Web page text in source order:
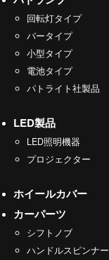
回転灯タイプ
バータイプ
小型タイプ
電池タイプ
パトライト社製品
LED製品
LED照明機器
プロジェクター
ホイールカバー
カーパーツ
シフトノブ
ハンドルスピンナー